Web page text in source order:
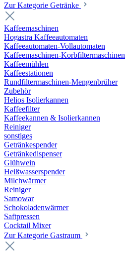
Zur Kategorie Getränke
Kaffeemaschinen
Hogastra Kaffeeautomaten
Kaffeeautomaten-Vollautomaten
Kaffeemaschinen-Korbfiltermaschinen
Kaffeemühlen
Kaffeestationen
Rundfiltermaschinen-Mengenbrüher
Zubehör
Helios Isolierkannen
Kaffeefilter
Kaffeekannen & Isolierkannen
Reiniger
sonstiges
Getränkespender
Getränkedispenser
Glühwein
Heißwasserspender
Milchwärmer
Reiniger
Samowar
Schokoladenwärmer
Saftpressen
Cocktail Mixer
Zur Kategorie Gastraum